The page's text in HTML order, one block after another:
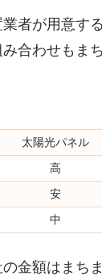
者が用意す
合わせもま
太陽光パネル
高
安
中
金額はまち